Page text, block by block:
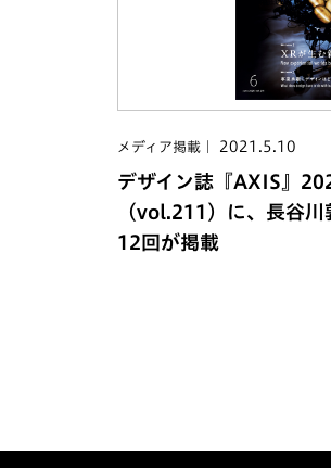
メディア掲載 2021.5.10
デザイン誌『AXIS』
（vol.211）に、長谷
12回が掲載